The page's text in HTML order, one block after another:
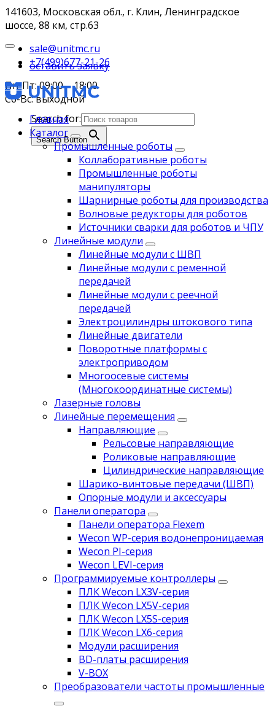
141603, Московская обл., г. Клин, Ленинградское
шоссе, 88 км, стр.63
sale@unitmc.ru
+7(499)677-21-26
Пн-Пт: 09:00 – 18:00
Сб-Вс: выходной
Search for:
Search Button
оставить заявку
Главная
Каталог
Промышленные роботы
Коллаборативные роботы
Промышленные роботы
манипуляторы
Шарнирные роботы для производства
Волновые редукторы для роботов
Источники сварки для роботов и ЧПУ
Линейные модули
Линейные модули с ШВП
Линейные модули с ременной
передачей
Линейные модули с реечной
передачей
Электроцилиндры штокового типа
Линейные двигатели
Поворотные платформы с
электроприводом
Многоосевые системы
(Многокоординатные системы)
Лазерные головы
Линейные перемещения
Направляющие
Рельсовые направляющие
Роликовые направляющие
Цилиндрические направляющие
Шарико-винтовые передачи (ШВП)
Опорные модули и аксессуары
Панели оператора
Панели оператора Flexem
Wecon WP-серия водонепроницаемая
Wecon PI-серия
Wecon LEVI-серия
Программируемые контроллеры
ПЛК Wecon LX3V-серия
ПЛК Wecon LX5V-серия
ПЛК Wecon LX5S-серия
ПЛК Wecon LX6-серия
Модули расширения
BD-платы расширения
V-BOX
Преобразователи частоты промышленные